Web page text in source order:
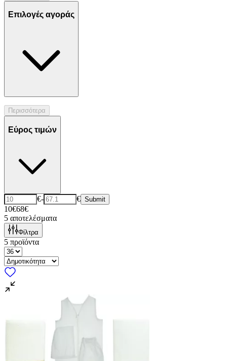
Επιλογές αγοράς
Περισσότερα
Εύρος τιμών
€- € Submit
10€68€
5 αποτελέσματα
Φίλτρα
5 προϊόντα